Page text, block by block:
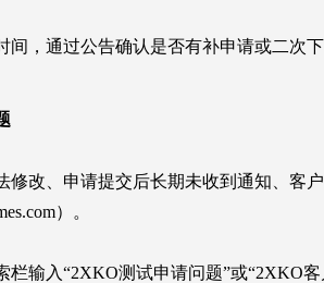
，通过公告确认是否有补申请或二次
改、申请提交后长期未收到通知、客
）。
输入“2XKO测试申请问题”或“2XKO